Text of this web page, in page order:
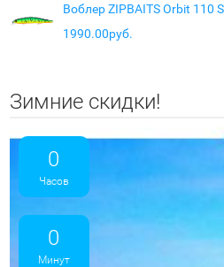
Воблер ZIPBAITS Orbit 110
1990.00руб.
Зимние скидки!
0
Часов
0
Минут